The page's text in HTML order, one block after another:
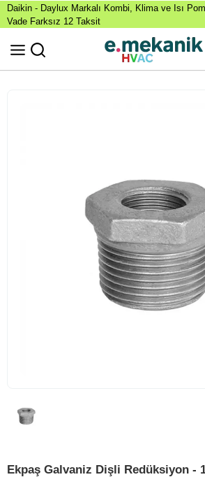
Daikin - Daylux Markalı Kombi, Klima ve Isı
Vade Farksız 12 Taksit
Ekpaş Galvaniz Dişli Redüksiyon -